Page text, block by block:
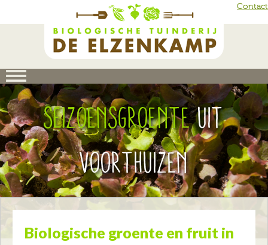
Contact
Seizoensgroenteuit
Voorthuizen
Biologische groente en fruit in